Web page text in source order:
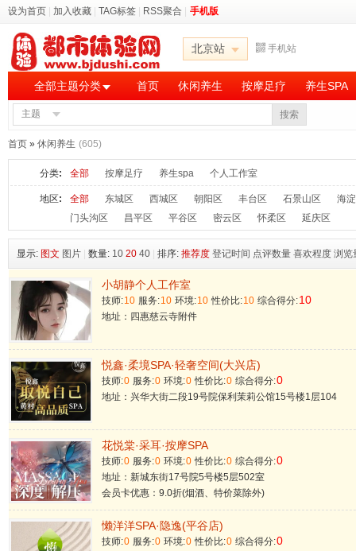
设为首页 加入收藏 TAG标签 RSS聚合 手机版
北京站 手机站
全部主题分类 首页 休闲养生 按摩足疗 养生SPA
主题 搜索
首页 » 休闲养生 (605)
分类: 全部 按摩足疗 养生spa 个人工作室
地区: 全部 东城区 西城区 朝阳区 丰台区 石景山区
海
门头沟区
昌平区 平谷区 密云区 怀柔区 延庆区
显示: 图文 图片 数量: 10 20 40 排序: 推荐度 登记时间 点评数量 喜欢程度 浏览
小胡静个人工作室
技师:10 服务:10 环境:10 性价比:10 综合得分:10
地址：四惠慈云寺附件
悦鑫·柔境SPA·轻奢空间(大兴店)
技师:0 服务:0 环境:0 性价比:0 综合得分:0
地址：兴华大街二段19号院保利茉莉公馆15号楼1层104
花悦棠·采耳·按摩SPA
技师:0 服务:0 环境:0 性价比:0 综合得分:0
地址：新城东街17号院5号楼5层502室
会员卡优惠：9.0折(烟酒、特价菜除外)
懒洋洋SPA·隐逸(平谷店)
技师:0 服务:0 环境:0 性价比:0 综合得分:0